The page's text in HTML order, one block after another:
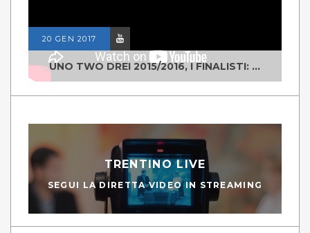
20 GEN 2017
UNO TWO DREI 2015/2016, I FINALISTI: CLASSE IV ALS ISTITUTO "DEGASPERI" BORGO VALSUGANA
TRENTINO LIVE
SEGUI LA DIRETTA VIDEO IN STREAMING